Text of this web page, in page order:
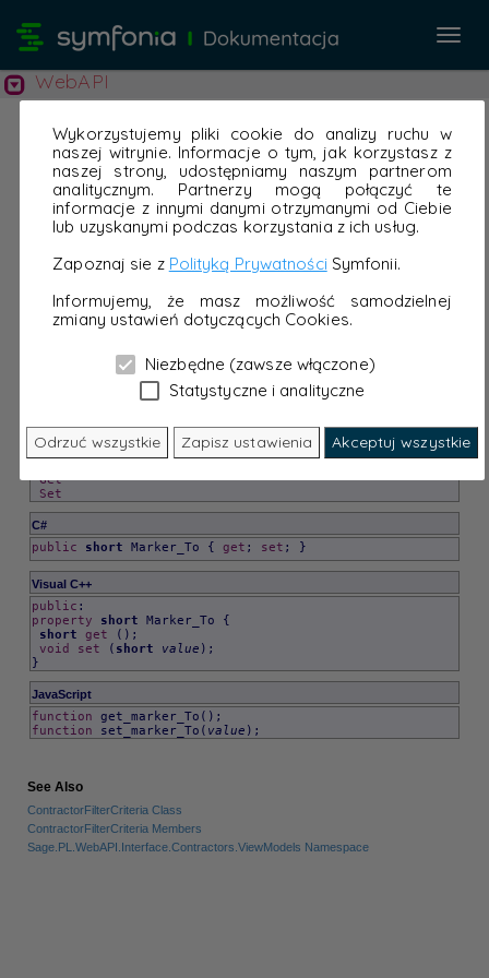
Wykorzystujemy pliki cookie do analizy ruchu w
naszej witrynie. Informacje o tym, jak korzystasz z
naszej strony, udostępniamy naszym partnerom
analitycznym. Partnerzy mogą połączyć te
informacje z innymi danymi otrzymanymi od Ciebie
lub uzyskanymi podczas korzystania z ich usług.
Zapoznaj sie z Polityką Prywatności Symfonii.
Informujemy, że masz możliwość samodzielnej
zmiany ustawień dotyczących Cookies.
Niezbędne (zawsze włączone)
Statystyczne i analityczne
Odrzuć wszystkie Zapisz ustawienia Akceptuj wszystkie
WebAPI